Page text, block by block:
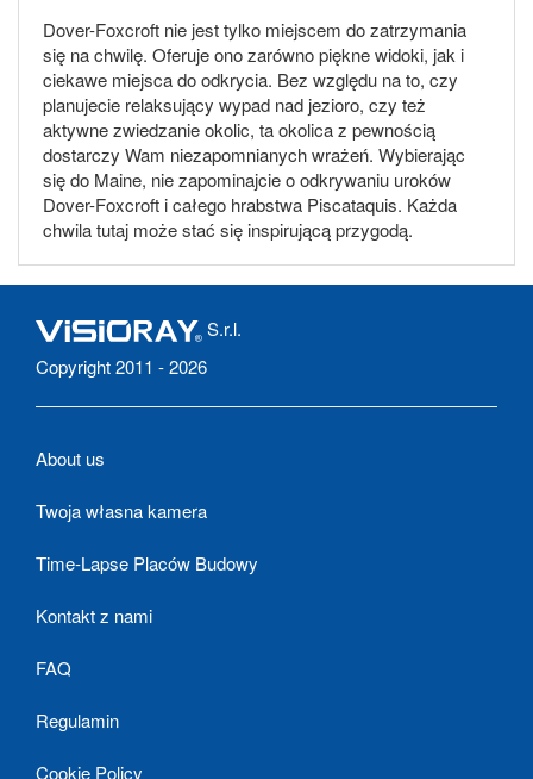
Dover-Foxcroft nie jest tylko miejscem do zatrzymania
się na chwilę. Oferuje ono zarówno piękne widoki, jak i
ciekawe miejsca do odkrycia. Bez względu na to, czy
planujecie relaksujący wypad nad jezioro, czy też
aktywne zwiedzanie okolic, ta okolica z pewnością
dostarczy Wam niezapomnianych wrażeń. Wybierając
się do Maine, nie zapominajcie o odkrywaniu uroków
Dover-Foxcroft i całego hrabstwa Piscataquis. Każda
chwila tutaj może stać się inspirującą przygodą.
S.r.l.
Copyright 2011 - 2026
About us
Twoja własna kamera
Time-Lapse Placów Budowy
Kontakt z nami
FAQ
Regulamin
Cookie Policy